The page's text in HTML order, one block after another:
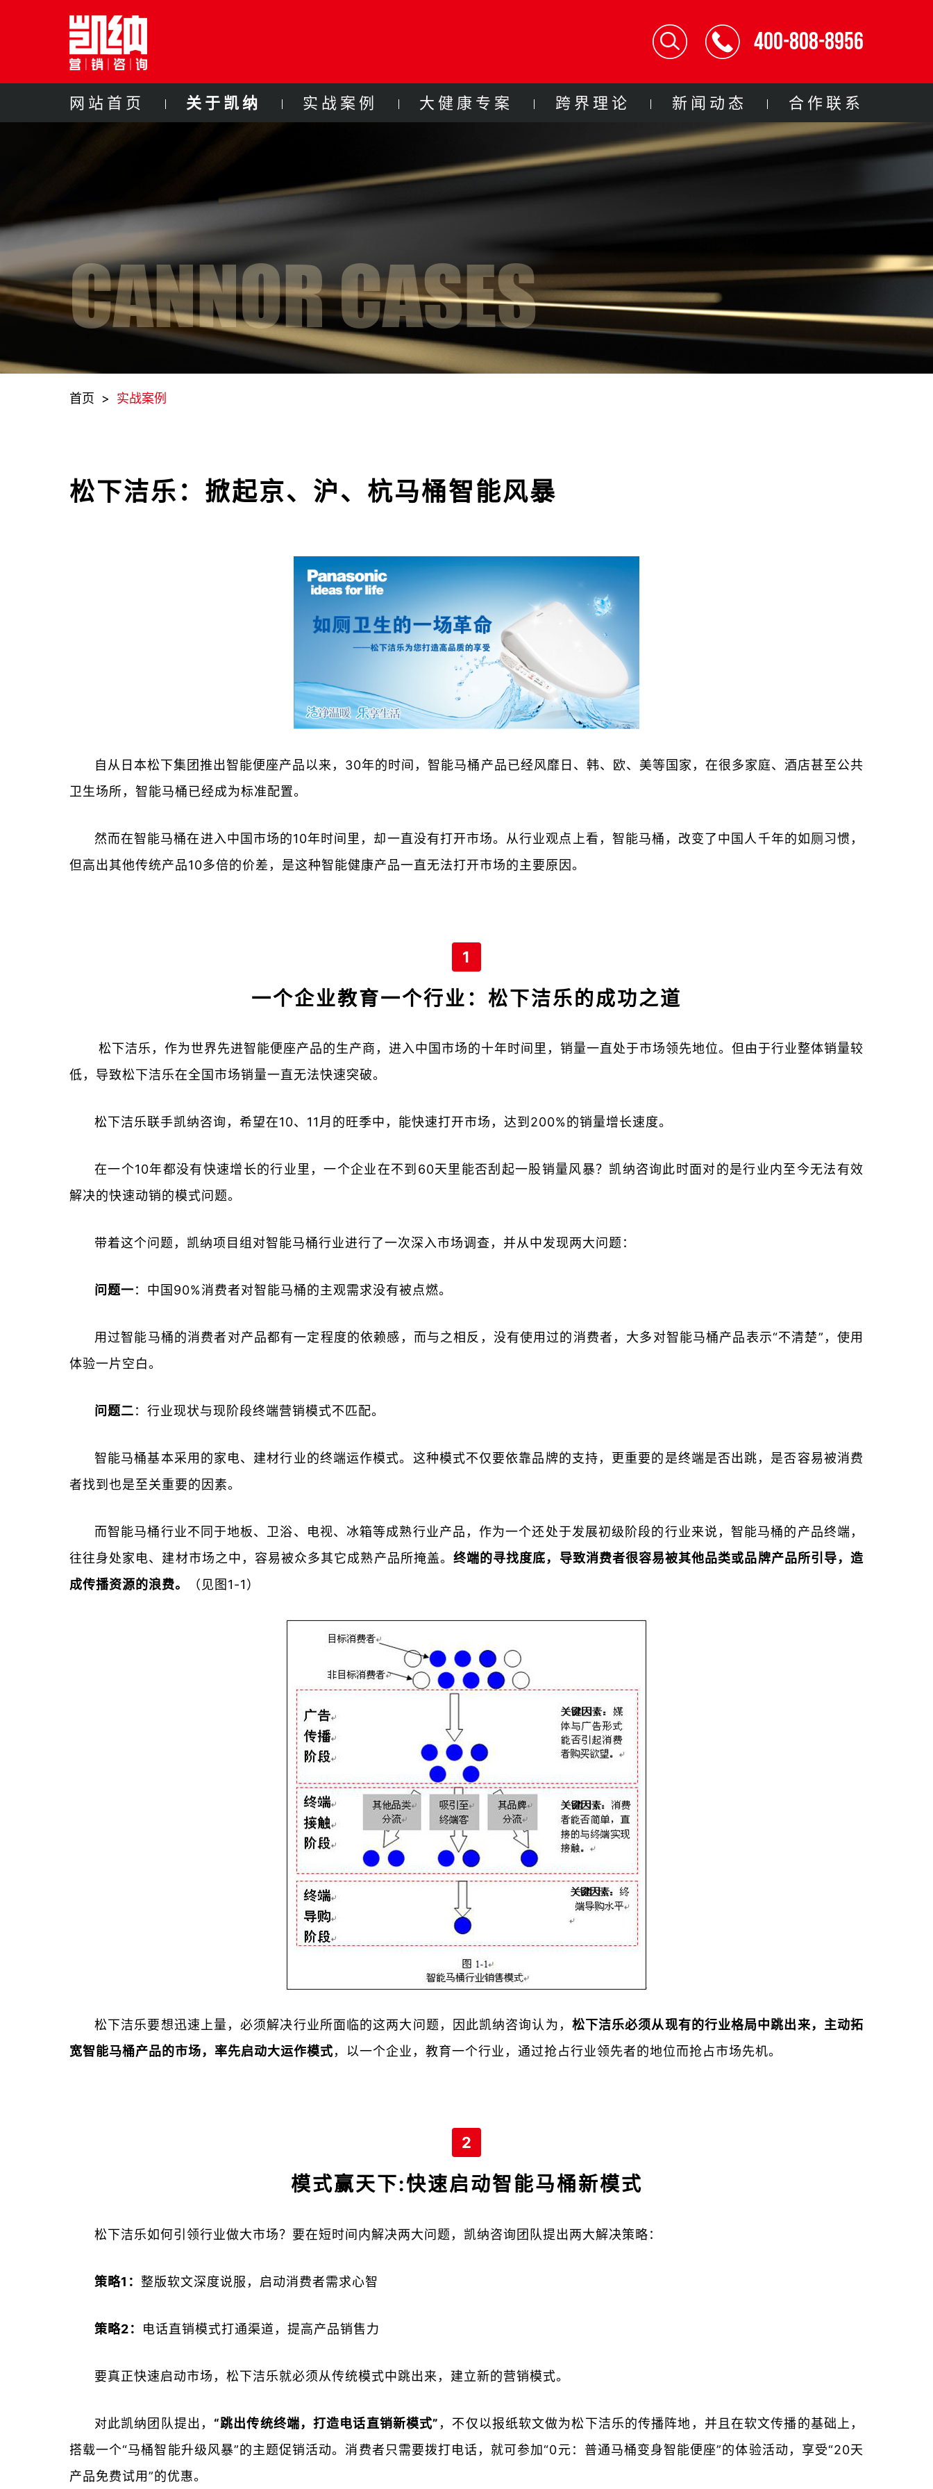
400-808-8956
网站首页 关于凯纳 实战案例 大健康专案 跨界理论 新闻动态 合作联系
CANNOR CASES
首页 > 实战案例
松下洁乐：掀起京、沪、杭马桶智能风暴
自从日本松下集团推出智能便座产品以来，30年的时间，智能马桶产品已经风靡日、韩、欧、美等国家，在很多家庭、酒店甚至公共
卫生场所，智能马桶已经成为标准配置。
然而在智能马桶在进入中国市场的10年时间里，却一直没有打开市场。从行业观点上看，智能马桶，改变了中国人千年的如厕习惯，
但高出其他传统产品10多倍的价差，是这种智能健康产品一直无法打开市场的主要原因。
1
一个企业教育一个行业：松下洁乐的成功之道
松下洁乐，作为世界先进智能便座产品的生产商，进入中国市场的十年时间里，销量一直处于市场领先地位。但由于行业整体销量较
低，导致松下洁乐在全国市场销量一直无法快速突破。
松下洁乐联手凯纳咨询，希望在10、11月的旺季中，能快速打开市场，达到200%的销量增长速度。
在一个10年都没有快速增长的行业里，一个企业在不到60天里能否刮起一股销量风暴？凯纳咨询此时面对的是行业内至今无法有效
解决的快速动销的模式问题。
带着这个问题，凯纳项目组对智能马桶行业进行了一次深入市场调查，并从中发现两大问题：
问题一：中国90%消费者对智能马桶的主观需求没有被点燃。
用过智能马桶的消费者对产品都有一定程度的依赖感，而与之相反，没有使用过的消费者，大多对智能马桶产品表示“不清楚”，使用
体验一片空白。
问题二：行业现状与现阶段终端营销模式不匹配。
智能马桶基本采用的家电、建材行业的终端运作模式。这种模式不仅要依靠品牌的支持，更重要的是终端是否出跳，是否容易被消费
者找到也是至关重要的因素。
而智能马桶行业不同于地板、卫浴、电视、冰箱等成熟行业产品，作为一个还处于发展初级阶段的行业来说，智能马桶的产品终端，
往往身处家电、建材市场之中，容易被众多其它成熟产品所掩盖。 终端的寻找度底，导致消费者很容易被其他品类或品牌产品所引导，造
成传播资源的浪费。
（见图1-1）
松下洁乐要想迅速上量，必须解决行业所面临的这两大问题，因此凯纳咨询认为， 松下洁乐必须从现有的行业格局中跳出来，主动拓
宽智能马桶产品的市场，率先启动大运作模式，以一个企业，教育一个行业，通过抢占行业领先者的地位而抢占市场先机。
2
模式赢天下:快速启动智能马桶新模式
松下洁乐如何引领行业做大市场？要在短时间内解决两大问题，凯纳咨询团队提出两大解决策略：
策略1： 整版软文深度说服，启动消费者需求心智
策略2： 电话直销模式打通渠道，提高产品销售力
要真正快速启动市场，松下洁乐就必须从传统模式中跳出来，建立新的营销模式。
对此凯纳团队提出， “跳出传统终端，打造电话直销新模式” ，不仅以报纸软文做为松下洁乐的传播阵地，并且在软文传播的基础上，
搭载一个“马桶智能升级风暴”的主题促销活动。消费者只需要拨打电话，就可参加“0元：普通马桶变身智能便座”的体验活动，享受“20天
产品免费试用”的优惠。